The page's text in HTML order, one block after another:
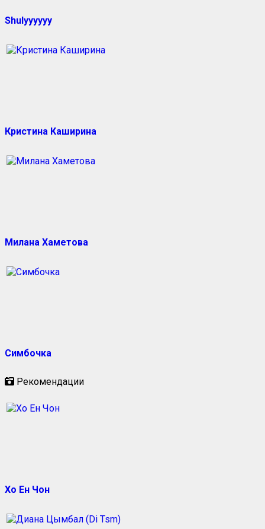
Shulyyyyyy
Кристина Каширина
Милана Хаметова
Симбочка
Рекомендации
Хо Ен Чон